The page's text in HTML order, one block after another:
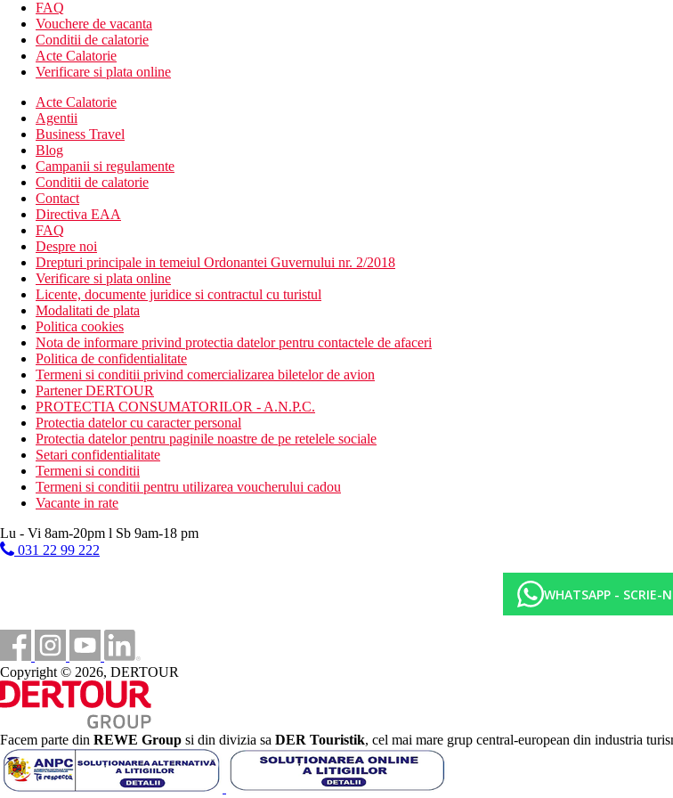
Wi-Fi (gratuit)
camera comuna cu televizor
piscina cu apa dulce (sezlonguri, umbrele si prosoape pentru depozit)
piscina pentru copii
tobogane cu apa (contra cost aprox. 10 EUR/persoana, copii sub 7 ani 5 EUR/persoana) gratuit pentru
mini club (pentru copii 5-12 ani)
Descrierea plajei
nisipos, accesibil prin drumurile locale
sezlonguri si umbrele contra cost
Activitati sportive gratuite
darts
tenis de masa
Activitati sportive contra cost
biliard
Mese
Demipensiune
Mic dejun si cina tip bufet
All Inclusive
Include micul dejun (7.30-10.30), pranzul (13.00-14.30) si cina (18.30-21.30) sub forma de bufet, cine
si bauturi alcoolice selectate de productie locala
4 stele
In Grecia, trebuie sa platiti taxa turistica in functie de categoria hotelului. Taxa nu este inclusa in pretul turului si
activitatilor mentionate pot fi afectate de introducerea unor eventuale masuri de igiena sau antiepidemie in
Taxa turistica
Incepand cu 2025, in Grecia exista obligatia de a plati taxa climatica in functie de categoria de hotel. Taxa nu
statiune in Grecia sunt (Aprilie – Octombrie): 15.00 €. Tarifele afisate sunt pe camera/noapte.
Distanţe
33 km
Distanta de cel mai apropiat aeroport
9 km
FAQ
Vouchere de vacanta
Conditii de calatorie
Acte Calatorie
Verificare si plata online
Acte Calatorie
Agentii
Business Travel
Blog
Campanii si regulamente
Conditii de calatorie
Contact
Directiva EAA
FAQ
Despre noi
Drepturi principale in temeiul Ordonantei Guvernului nr. 2/2018
Verificare si plata online
Licente, documente juridice si contractul cu turistul
Modalitati de plata
Politica cookies
Nota de informare privind protectia datelor pentru contactele de afaceri
Politica de confidentialitate
Termeni si conditii privind comercializarea biletelor de avion
Partener DERTOUR
PROTECTIA CONSUMATORILOR - A.N.P.C.
Protectia datelor cu caracter personal
Protectia datelor pentru paginile noastre de pe retelele sociale
Setari confidentialitate
Termeni si conditii
Termeni si conditii pentru utilizarea voucherului cadou
Vacante in rate
Lu - Vi 8am-20pm l Sb 9am-18 pm
031 22 99 222
WHATSAPP - SCRIE-
Copyright © 2026, DERTOUR
Facem parte din REWE Group si din divizia sa DER Touristik, cel mai mare grup central-european din industria